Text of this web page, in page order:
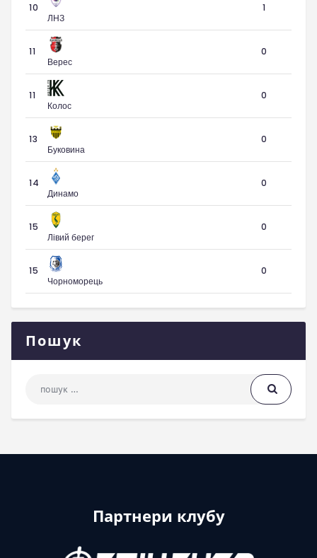
10
ЛНЗ
1
11
Верес
0
11
Колос
0
13
Буковина
0
14
Динамо
0
15
Лівий берег
0
15
Чорноморець
0
Пошук